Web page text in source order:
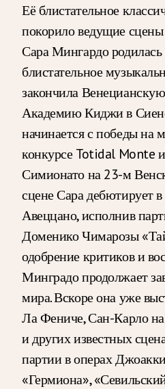
Её блистательное
покорило ведущие
Сара Мингардо
блистательное
закончила
Академию Киджи в
начинается с победы на
конкурсе Totidal Monte
Симионато на 23-м
сцене Сара дебютирует
Авеццано, исполнив
Доменико Чимарозы
одобрение критиков и
Минградо продолжает
мира. Вскоре она уже
Ла Фениче, Сан-Карло на
и других известных
партии в операх
«Гермиона»,